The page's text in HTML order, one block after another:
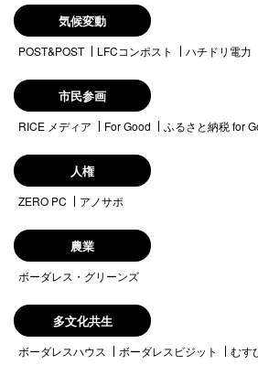
気候変動
POST&POST LFCコンポスト ハチドリ電力
市民参画
RICE メディア For Good ふるさと納税 for
人権
ZERO PC アノサポ
農業
ボーダレス・グリーンズ
多文化共生
ボーダレスハウス ボーダレスビジット むす